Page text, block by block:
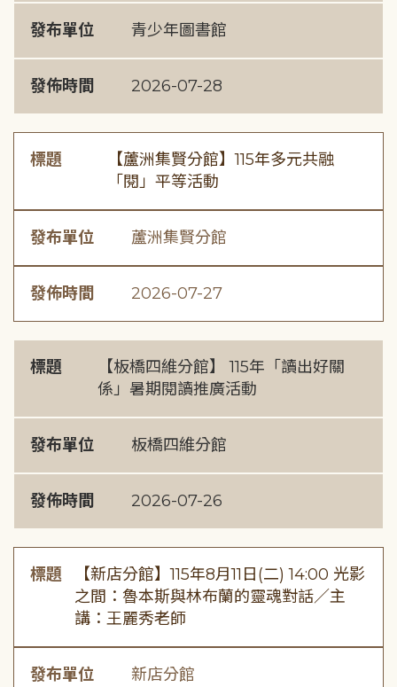
發布單位 青少年圖書館
發佈時間 2026-07-28
標題
【蘆洲集賢分館】115年多元共融
「閱」平等活動
發布單位 蘆洲集賢分館
發佈時間 2026-07-27
標題
【板橋四維分館】 115年「讀出好關
係」暑期閱讀推廣活動
發布單位 板橋四維分館
發佈時間 2026-07-26
標題
【新店分館】115年8月11日(二) 14:00 光影
之間：魯本斯與林布蘭的靈魂對話／主
講：王麗秀老師
發布單位 新店分館